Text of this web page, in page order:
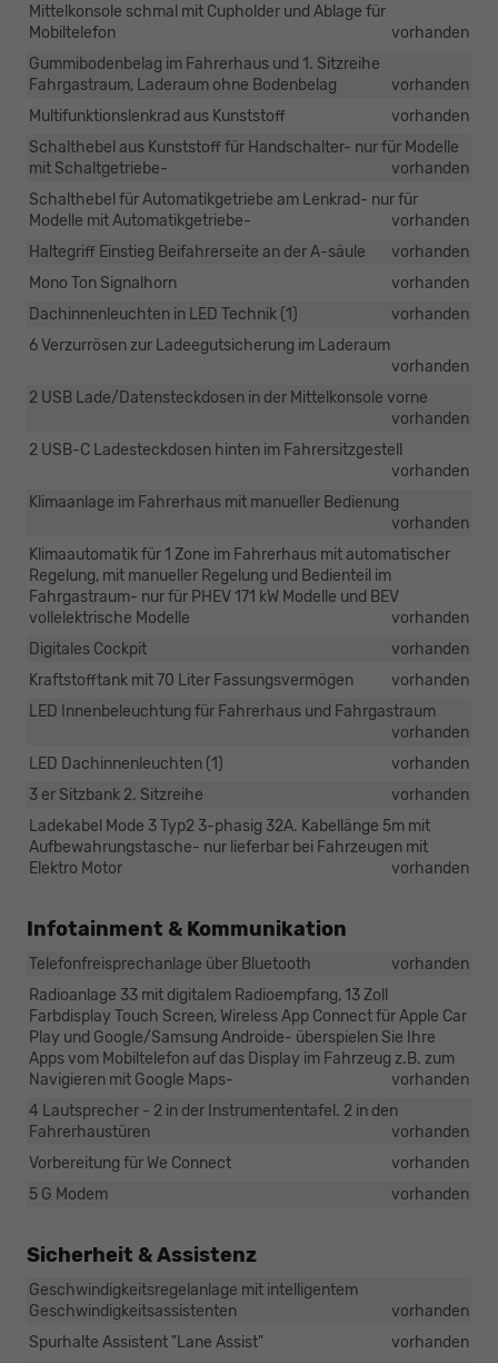
Mittelkonsole schmal mit Cupholder und Ablage für
Mobiltelefon
vorhanden
Gummibodenbelag im Fahrerhaus und 1. Sitzreihe
Fahrgastraum, Laderaum ohne Bodenbelag
vorhanden
Multifunktionslenkrad aus Kunststoff
vorhanden
Schalthebel aus Kunststoff für Handschalter- nur für Modelle
mit Schaltgetriebe-
vorhanden
Schalthebel für Automatikgetriebe am Lenkrad- nur für
Modelle mit Automatikgetriebe-
vorhanden
Haltegriff Einstieg Beifahrerseite an der A-säule
vorhanden
Mono Ton Signalhorn
vorhanden
Dachinnenleuchten in LED Technik (1)
vorhanden
6 Verzurrösen zur Ladeegutsicherung im Laderaum
vorhanden
2 USB Lade/Datensteckdosen in der Mittelkonsole vorne
vorhanden
2 USB-C Ladesteckdosen hinten im Fahrersitzgestell
vorhanden
Klimaanlage im Fahrerhaus mit manueller Bedienung
vorhanden
Klimaautomatik für 1 Zone im Fahrerhaus mit automatischer
Regelung, mit manueller Regelung und Bedienteil im
Fahrgastraum- nur für PHEV 171 kW Modelle und BEV
vollelektrische Modelle
vorhanden
Digitales Cockpit
vorhanden
Kraftstofftank mit 70 Liter Fassungsvermögen
vorhanden
LED Innenbeleuchtung für Fahrerhaus und Fahrgastraum
vorhanden
LED Dachinnenleuchten (1)
vorhanden
3 er Sitzbank 2. Sitzreihe
vorhanden
Ladekabel Mode 3 Typ2 3-phasig 32A. Kabellänge 5m mit
Aufbewahrungstasche- nur lieferbar bei Fahrzeugen mit
Elektro Motor
vorhanden
Infotainment & Kommunikation
Telefonfreisprechanlage über Bluetooth
vorhanden
Radioanlage 33 mit digitalem Radioempfang, 13 Zoll
Farbdisplay Touch Screen, Wireless App Connect für Apple Car
Play und Google/Samsung Androide- überspielen Sie Ihre
Apps vom Mobiltelefon auf das Display im Fahrzeug z.B. zum
Navigieren mit Google Maps-
vorhanden
4 Lautsprecher - 2 in der Instrumententafel. 2 in den
Fahrerhaustüren
vorhanden
Vorbereitung für We Connect
vorhanden
5 G Modem
vorhanden
Sicherheit & Assistenz
Geschwindigkeitsregelanlage mit intelligentem
Geschwindigkeitsassistenten
vorhanden
Spurhalte Assistent "Lane Assist"
vorhanden